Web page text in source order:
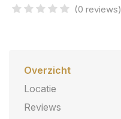
(0 reviews)
Overzicht
Locatie
Reviews